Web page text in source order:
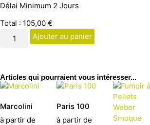
Délai Minimum 2 Jours
Total : 105,00 €
Ajouter au panier
Articles qui pourraient vous intéresser...
Marcolini
à partir de
Paris 100
à partir de